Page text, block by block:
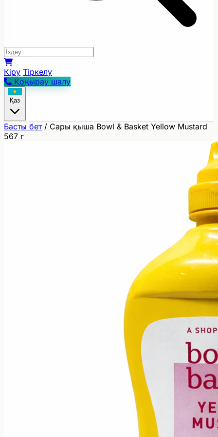
Кіру Тіркелу
Қоңырау шалу
Қаз
Басты бет / Сары қыша Bowl & Basket Yellow Mustard
567 г